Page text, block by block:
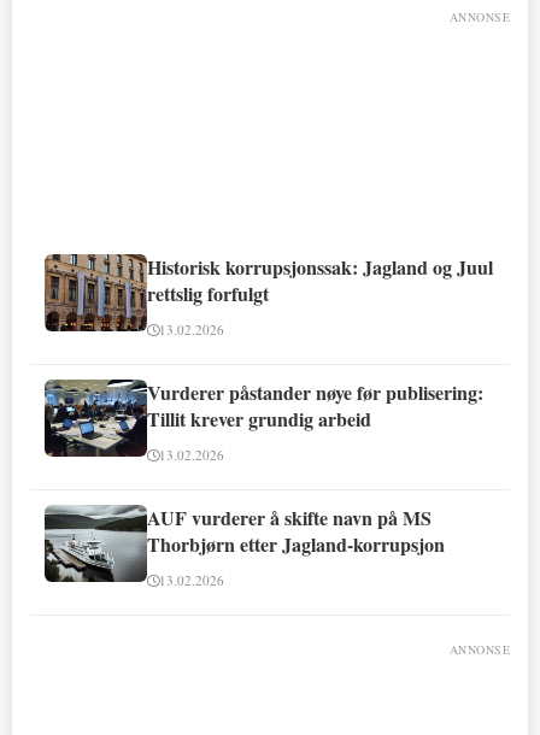
ANNONSE
Historisk korrupsjonssak: Jagland og Juul
rettslig forfulgt
13.02.2026
Vurderer påstander nøye før publisering:
Tillit krever grundig arbeid
13.02.2026
AUF vurderer å skifte navn på MS
Thorbjørn etter Jagland-korrupsjon
13.02.2026
ANNONSE